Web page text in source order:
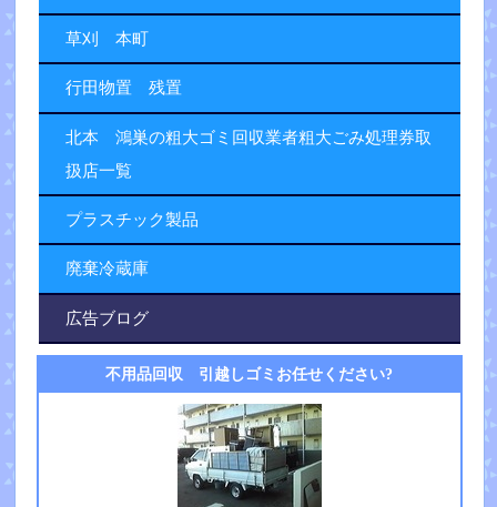
草刈 本町
行田物置 残置
北本 鴻巣の粗大ゴミ回収業者粗大ごみ処理券取
扱店一覧
プラスチック製品
廃棄冷蔵庫
広告ブログ
不用品回収 引越しゴミお任せください?